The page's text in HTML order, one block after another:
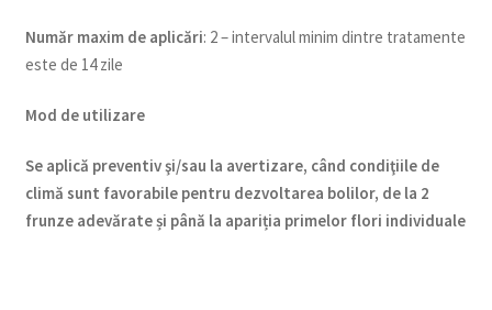
Număr maxim de aplicări: 2 – intervalul minim dintre tratamente
este de 14 zile
Mod de utilizare
Se aplică preventiv şi/sau la avertizare, când condiţiile de
climă sunt favorabile pentru dezvoltarea bolilor, de la 2
frunze adevărate și până la apariția primelor flori individuale